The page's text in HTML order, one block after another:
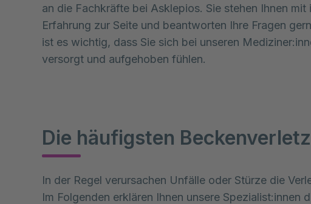
an die Fachkräfte bei Asklepios. Sie stehen Ihnen mit
Erfahrung zur Seite und beantworten Ihre Fragen
ist es wichtig, dass Sie sich bei unseren
versorgt und aufgehoben fühlen.
Die häufigsten
In der Regel verursachen Unfälle oder Stürze die
Im Folgenden erklären Ihnen unsere Spezialist:innen